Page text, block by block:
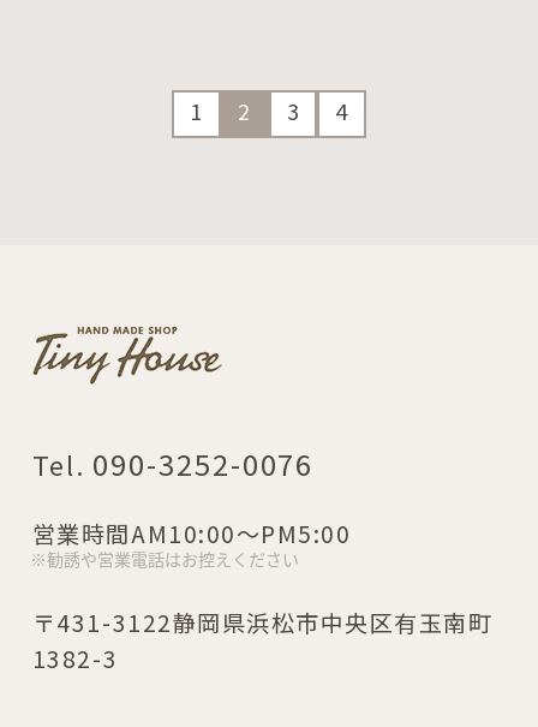
1 2 3 4
090-3252-0076
営業時間AM10:00～PM5:00
〒431-3122静岡県浜松市中央区有玉南町
1382-3